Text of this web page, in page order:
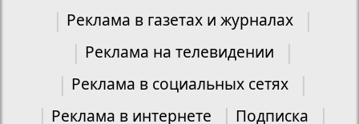
Реклама в газетах и журналах
Реклама на телевидении
Реклама в социальных сетях
Реклама в интернете
Подписка